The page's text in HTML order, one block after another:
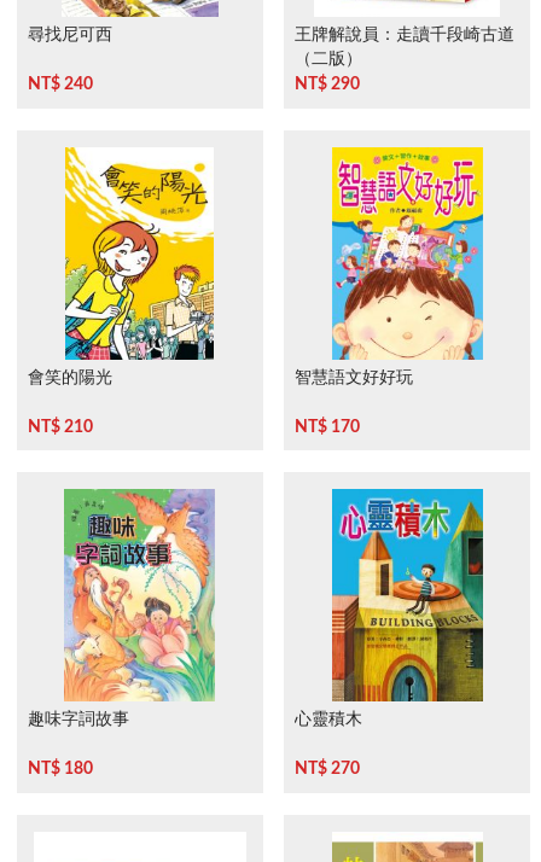
尋找尼可西
NT$ 240
王牌解說員：走讀千段崎古道
（二版）
NT$ 290
會笑的陽光
NT$ 210
智慧語文好好玩
NT$ 170
趣味字詞故事
NT$ 180
心靈積木
NT$ 270